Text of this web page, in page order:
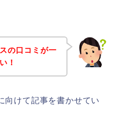
の口コミが一
！
向けて記事を書かせてい